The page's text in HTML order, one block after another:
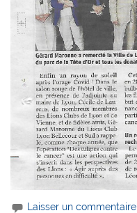
Laisser un commentaire